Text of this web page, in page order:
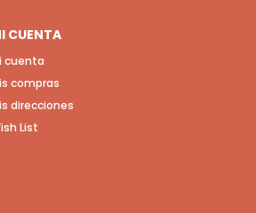
CUENTA
cuenta
compras
direcciones
List